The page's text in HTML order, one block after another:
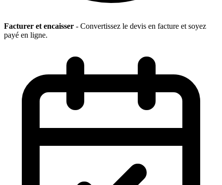
Facturer et encaisser - Convertissez le devis en facture et soyez
payé en ligne.